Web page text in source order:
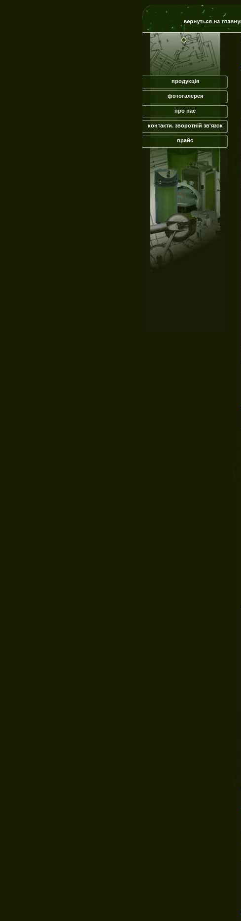
продукція
фотогалерея
про нас
контакти. зворотній зв'язок
прайс